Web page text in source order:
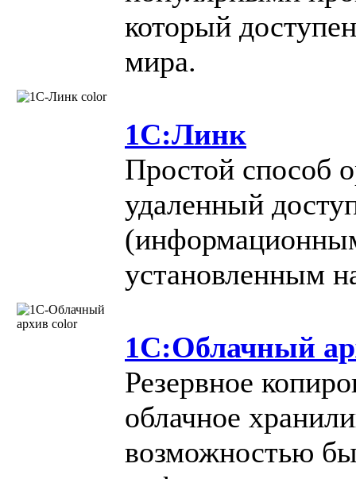
который
мира.
1С:Линк
Простой способ
удаленный
установленным
1С:Облачный
Резервное
облачное
возможностью